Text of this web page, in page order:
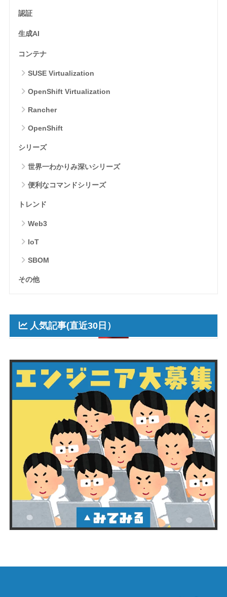
認証
生成AI
コンテナ
SUSE Virtualization
OpenShift Virtualization
Rancher
OpenShift
シリーズ
世界一わかりみ深いシリーズ
便利なコマンドシリーズ
トレンド
Web3
IoT
SBOM
その他
人気記事(直近30日）